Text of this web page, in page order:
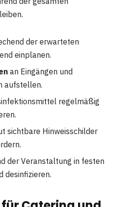
der erwarteten
einplanen.
an Eingängen und
aufstellen.
regelmäßig
sichtbare Hinweisschilder
der Veranstaltung in festen
desinfizieren.